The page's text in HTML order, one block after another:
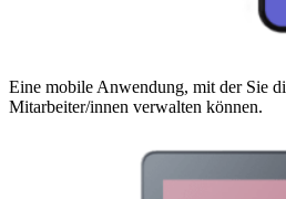
Eine mobile Anwendung, mit der Sie
Mitarbeiter/innen verwalten können.